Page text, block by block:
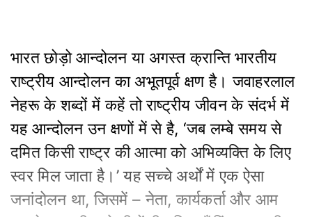
भारत छोड़ो आन्दोलन या अगस्त क्रान्ति भारतीय
राष्ट्रीय आन्दोलन का अभूतपूर्व क्षण है। जवाहरलाल
नेहरू के शब्दों में कहें तो राष्ट्रीय जीवन के संदर्भ में
यह आन्दोलन उन क्षणों में से है, ‘जब लम्बे समय से
दमित किसी राष्ट्र की आत्मा को अभिव्यक्ति के लिए
स्वर मिल जाता है।’ यह सच्चे अर्थों में एक ऐसा
जनांदोलन था, जिसमें – नेता, कार्यकर्ता और आम